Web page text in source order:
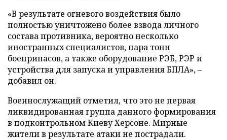
«В результате огневого воздействия было
полностью уничтожено более взвода личного
состава противника, вероятно несколько
иностранных специалистов, пара тонн
боеприпасов, а также оборудование РЭБ, РЭР и
устройства для запуска и управления БПЛА», –
добавил он.
Военнослужащий отметил, что это не первая
ликвидированная группа данного формирования
в подконтрольном Киеву Херсоне. Мирные
жители в результате атаки не пострадали.